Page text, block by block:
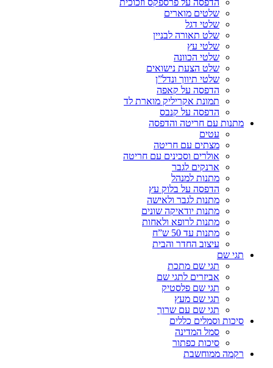
הדפסה על פרספקס וזכוכית
שלטים מוארים
שלטי דגל
שלט תאורה לבניין
שלטי עץ
שלטי הכוונה
שלט הצעת נישואים
שלטי תיווך ונדל”ן
הדפסה על קאפה
תמונת אקריליק מוארת לד
הדפסה על קנבס
מתנות עם חריטה והדפסה
עטים
מצתים עם חריטה
אולרים וסכינים עם חריטה
ארנקים לגבר
מתנות למנהל
הדפסה על בלוק עץ
מתנות לגבר ולאישה
מתנות יודאיקה שונים
מתנות לרופא ולאחות
מתנות עד 50 ש”ח
עיצוב החדר והבית
תגי שם
תגי שם מתכת
אביזרים לתגי שם
תגי שם פלסטיק
תגי שם מעץ
תגי שם עם שרוך
סיכות וסמלים כללים
סמל המדינה
סיכות כפתור
רקמה ממוחשבת